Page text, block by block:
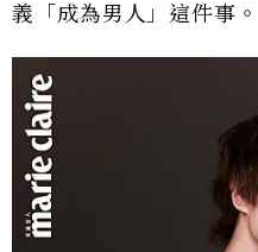
義「成為男人」這件事。